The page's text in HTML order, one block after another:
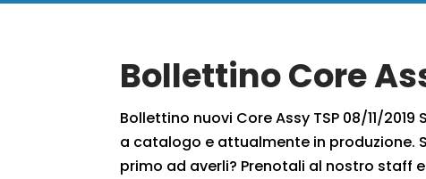
Bollettino Core
Bollettino nuovi Core Assy TSP 08/11/
a catalogo e attualmente in produzione.
primo ad averli? Prenotali al nostro staff